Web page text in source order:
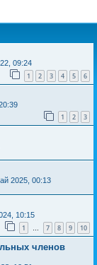
09:24
1 2 3 4 5 6
1 2 3
2025, 00:13
10:15
1 … 7 8 9 10
членов